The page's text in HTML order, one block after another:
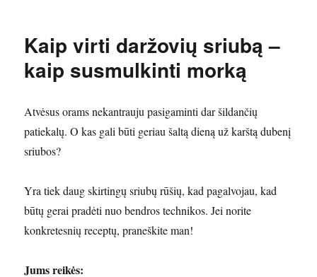
Kaip virti daržovių sriubą –
kaip susmulkinti morką
Atvėsus orams nekantrauju pasigaminti dar šildančių
patiekalų. O kas gali būti geriau šaltą dieną už karštą dubenį
sriubos?
Yra tiek daug skirtingų sriubų rūšių, kad pagalvojau, kad
būtų gerai pradėti nuo bendros technikos. Jei norite
konkretesnių receptų, praneškite man!
Jums reikės: